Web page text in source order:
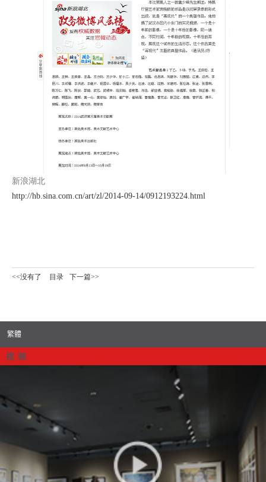
新浪湖北
http://hb.sina.com.cn/art/zl/2014-09-14/0912193224.html
<<没有了 目录 下一篇>>
繁體
视 频